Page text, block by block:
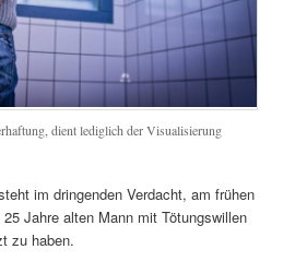
dient lediglich der Visualisierung
im dringenden Verdacht, am frühen
Jahre alten Mann mit Tötungswillen
zu haben.